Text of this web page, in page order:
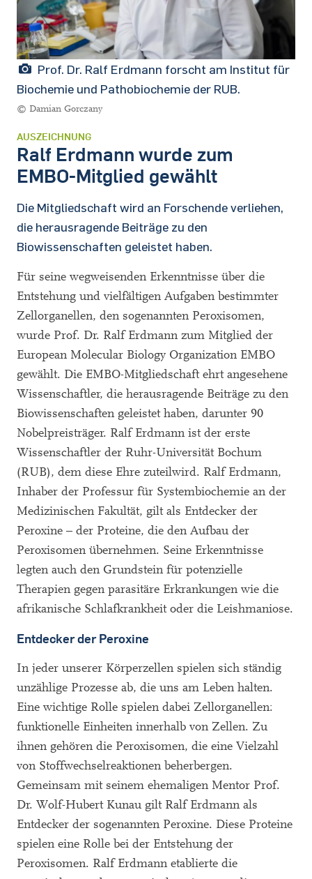
Prof. Dr. Ralf Erdmann forscht am Institut für
Biochemie und Pathobiochemie der RUB.
© Damian Gorczany
AUSZEICHNUNG
Ralf Erdmann wurde zum
EMBO-Mitglied gewählt
Die Mitgliedschaft wird an Forschende verliehen,
die herausragende Beiträge zu den
Biowissenschaften geleistet haben.
Für seine wegweisenden Erkenntnisse über die
Entstehung und vielfältigen Aufgaben bestimmter
Zellorganellen, den sogenannten Peroxisomen,
wurde Prof. Dr. Ralf Erdmann zum Mitglied der
European Molecular Biology Organization EMBO
gewählt. Die EMBO-Mitgliedschaft ehrt angesehene
Wissenschaftler, die herausragende Beiträge zu den
Biowissenschaften geleistet haben, darunter 90
Nobelpreisträger. Ralf Erdmann ist der erste
Wissenschaftler der Ruhr-Universität Bochum
(RUB), dem diese Ehre zuteilwird. Ralf Erdmann,
Inhaber der Professur für Systembiochemie an der
Medizinischen Fakultät, gilt als Entdecker der
Peroxine – der Proteine, die den Aufbau der
Peroxisomen übernehmen. Seine Erkenntnisse
legten auch den Grundstein für potenzielle
Therapien gegen parasitäre Erkrankungen wie die
afrikanische Schlafkrankheit oder die Leishmaniose.
Entdecker der Peroxine
In jeder unserer Körperzellen spielen sich ständig
unzählige Prozesse ab, die uns am Leben halten.
Eine wichtige Rolle spielen dabei Zellorganellen:
funktionelle Einheiten innerhalb von Zellen. Zu
ihnen gehören die Peroxisomen, die eine Vielzahl
von Stoffwechselreaktionen beherbergen.
Gemeinsam mit seinem ehemaligen Mentor Prof.
Dr. Wolf-Hubert Kunau gilt Ralf Erdmann als
Entdecker der sogenannten Peroxine. Diese Proteine
spielen eine Rolle bei der Entstehung der
Peroxisomen. Ralf Erdmann etablierte die